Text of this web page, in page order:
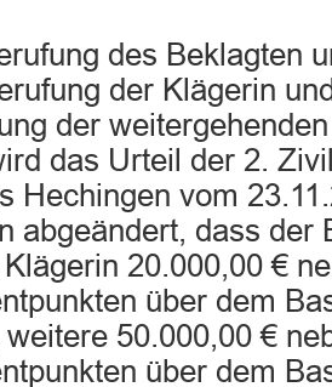
des Beklagten
der Klägerin
der
das Urteil der 2.
Hechingen vom
abgeändert, dass der
20.000,00 €
über dem
50.000,00 €
über dem